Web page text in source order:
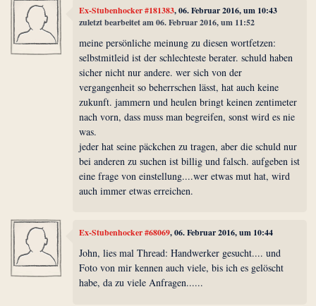
Ex-Stubenhocker #181383, 06. Februar 2016, um 10:43
zuletzt bearbeitet am 06. Februar 2016, um 11:52
meine persönliche meinung zu diesen wortfetzen:
selbstmitleid ist der schlechteste berater. schuld haben
sicher nicht nur andere. wer sich von der
vergangenheit so beherrschen lässt, hat auch keine
zukunft. jammern und heulen bringt keinen zentimeter
nach vorn, dass muss man begreifen, sonst wird es nie
was.
jeder hat seine päckchen zu tragen, aber die schuld nur
bei anderen zu suchen ist billig und falsch. aufgeben ist
eine frage von einstellung....wer etwas mut hat, wird
auch immer etwas erreichen.
Ex-Stubenhocker #68069, 06. Februar 2016, um 10:44
John, lies mal Thread: Handwerker gesucht.... und
Foto von mir kennen auch viele, bis ich es gelöscht
habe, da zu viele Anfragen......